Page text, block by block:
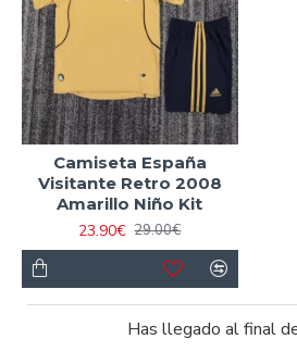
Camiseta España
Visitante Retro 2008
Amarillo Niño Kit
23.90€ 29.00€
Has llegado al final